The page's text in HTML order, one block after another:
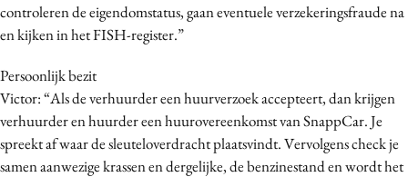
controleren de eigendomstatus, gaan eventuele verzekeringsfraude na
en kijken in het FISH-register.”
Persoonlijk bezit
Victor: “Als de verhuurder een huurverzoek accepteert, dan krijgen
verhuurder en huurder een huurovereenkomst van SnappCar. Je
spreekt af waar de sleuteloverdracht plaatsvindt. Vervolgens check je
samen aanwezige krassen en dergelijke, de benzinestand en wordt het